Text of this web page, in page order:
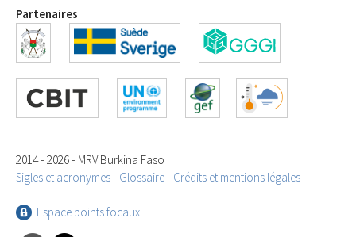
Partenaires
2014 - 2026 - MRV Burkina Faso
Sigles et acronymes- Glossaire- Crédits et mentions légales
Espace points focaux